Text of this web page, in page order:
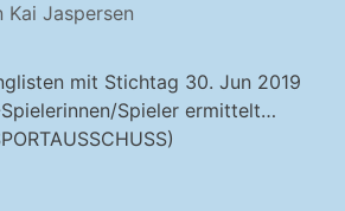
Kai Jaspersen
mit Stichtag 30. Jun 2019
Spieler ermittelt…